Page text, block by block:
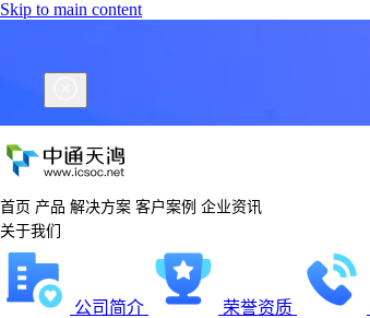
Skip to main content
首页 产品 解决方案 客户案例 企业资讯
关于我们
公司简介 荣誉资质